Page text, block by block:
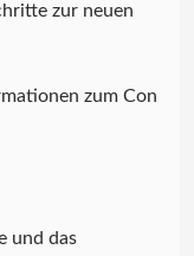
zur neuen
zum Con
und das